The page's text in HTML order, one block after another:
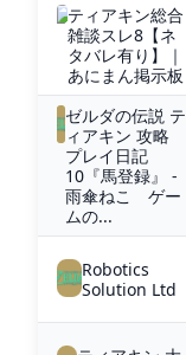
ティアキン総合
雑談スレ8【ネ
タバレ有り】｜
あにまん掲示板
ゼルダの伝説 テ
ィアキン 攻略
プレイ日記
10『馬登録』 -
雨傘ねこ ゲー
ムの...
Robotics
Solution Ltd